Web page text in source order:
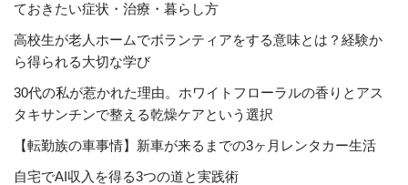
ておきたい症状・治療・暮らし方
高校生が老人ホームでボランティアをする意味とは？経験か
ら得られる大切な学び
30代の私が惹かれた理由。ホワイトフローラルの香りとアス
タキサンチンで整える乾燥ケアという選択
【転勤族の車事情】新車が来るまでの3ヶ月レンタカー生活
自宅でAI収入を得る3つの道と実践術